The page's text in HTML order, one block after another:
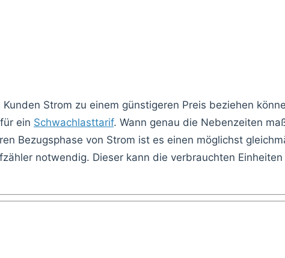
Strom zu einem günstigeren Preis beziehen
ein Schwachlasttarif. Wann genau die Nebenzeiten
Bezugsphase von Strom ist es einen möglichst
notwendig. Dieser kann die verbrauchten